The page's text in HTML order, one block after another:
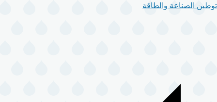
توطين الصناعة والطاقة